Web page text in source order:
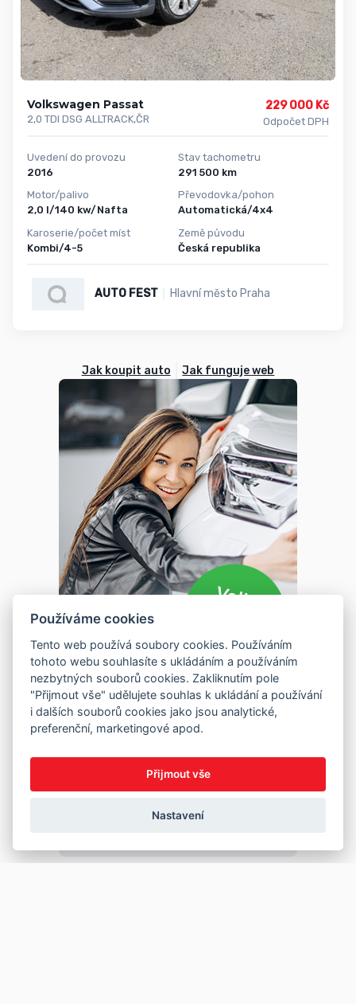
Volkswagen Passat
2,0 TDI DSG ALLTRACK,ČR
229 000 Kč
Odpočet DPH
Uvedení do provozu
2016
Motor/palivo
2,0 l/140 kw/Nafta
Karoserie/počet míst
Kombi/4-5
Stav tachometru
291 500 km
Převodovka/pohon
Automatická/4x4
Země původu
Česká republika
AUTO FEST Hlavní město Praha
Jak koupit auto Jak funguje web
Používáme cookies
Tento web používá soubory cookies. Používáním
tohoto webu souhlasíte s ukládáním a používáním
nezbytných souborů cookies. Zakliknutím pole
"Přijmout vše" udělujete souhlas k ukládání a používání
i dalších souborů cookies jako jsou analytické,
preferenční, marketingové apod.
Přijmout vše
Nastavení